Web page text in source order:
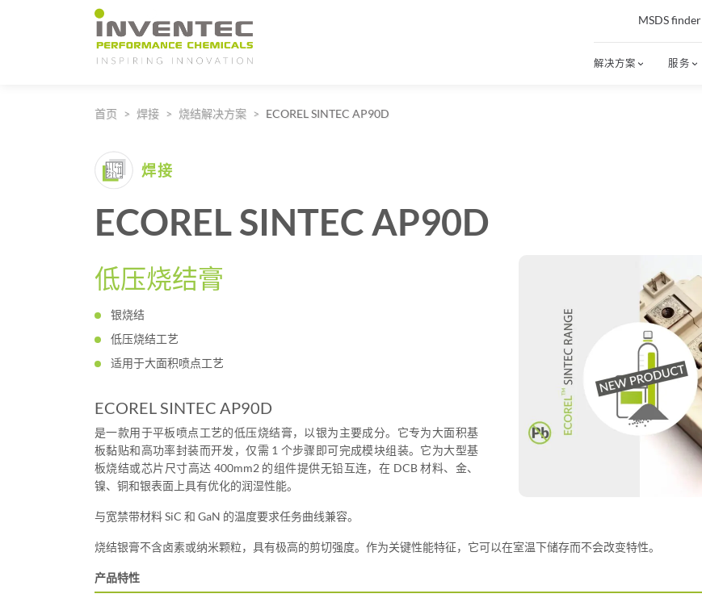
Main Navigation
MSDS finder
解决方案 服务
首页 焊接 烧结解决方案 ECOREL SINTEC AP90D
焊接
ECOREL SINTEC AP90D
低压烧结膏
银烧结
低压烧结工艺
适用于大面积喷点工艺
ECOREL SINTEC AP90D
是一款用于平板喷点工艺的低压烧结膏，以银为主要成分。它专为大面积基
板黏贴和高功率封装而开发，仅需 1 个步骤即可完成模块组装。它为大型基
板烧结或芯片尺寸高达 400mm2 的组件提供无铅互连，在 DCB 材料、金、
镍、铜和银表面上具有优化的润湿性能。
与宽禁带材料 SiC 和 GaN 的温度要求任务曲线兼容。
烧结银膏不含卤素或纳米颗粒，具有极高的剪切强度。作为关键性能特征，它可以在室温下储存而不会改变特性。
产品特性